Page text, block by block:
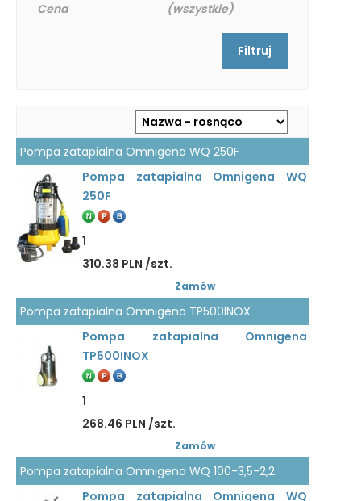
Cena
(wszystkie)
Pompa zatapialna Omnigena WQ 250F
Pompa zatapialna Omnigena WQ
250F
1
310.38 PLN /szt.
Zamów
Pompa zatapialna Omnigena TP500INOX
Pompa zatapialna Omnigena
TP500INOX
1
268.46 PLN /szt.
Zamów
Pompa zatapialna Omnigena WQ 100-3,5-2,2
Pompa zatapialna Omnigena WQ